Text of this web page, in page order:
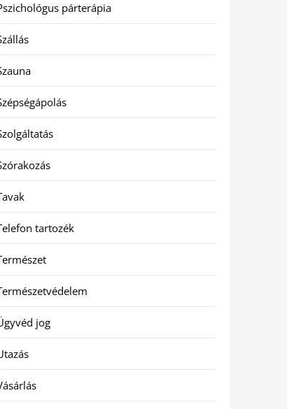
párterápia
tartozék
jog